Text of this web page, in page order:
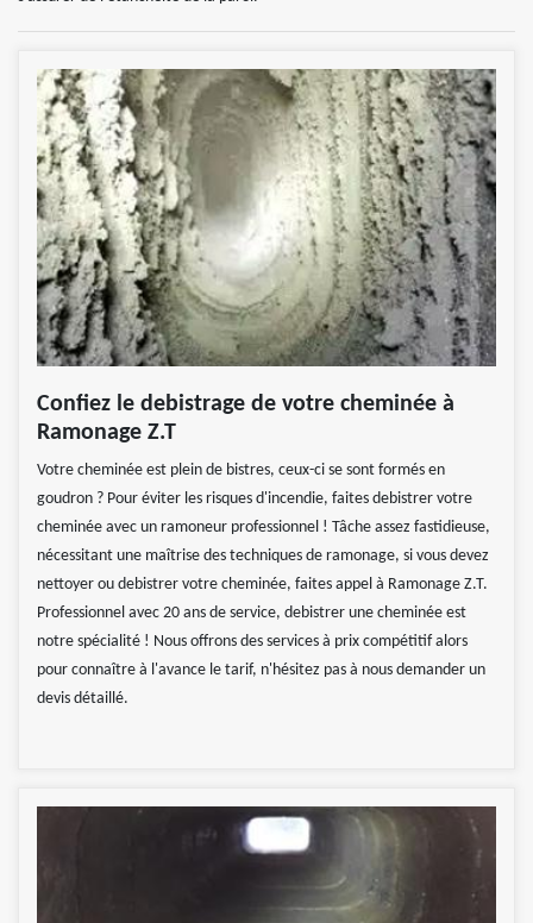
Confiez le debistrage de votre cheminée à
Ramonage Z.T
Votre cheminée est plein de bistres, ceux-ci se sont formés en
goudron ? Pour éviter les risques d'incendie, faites debistrer votre
cheminée avec un ramoneur professionnel ! Tâche assez fastidieuse,
nécessitant une maîtrise des techniques de ramonage, si vous devez
nettoyer ou debistrer votre cheminée, faites appel à Ramonage Z.T.
Professionnel avec 20 ans de service, debistrer une cheminée est
notre spécialité ! Nous offrons des services à prix compétitif alors
pour connaître à l'avance le tarif, n'hésitez pas à nous demander un
devis détaillé.